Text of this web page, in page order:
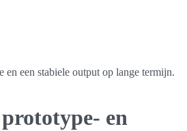
een stabiele output op lange termijn.
en